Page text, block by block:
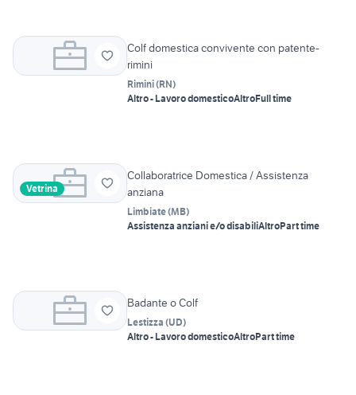
Colf domestica convivente con patente-
rimini
Rimini(RN)
Altro - Lavoro domesticoAltroFull time
Vetrina
Collaboratrice Domestica / Assistenza
anziana
Limbiate(MB)
Assistenza anziani e/o disabiliAltroPart time
Badante o Colf
Lestizza (UD)
Altro - Lavoro domesticoAltroPart time